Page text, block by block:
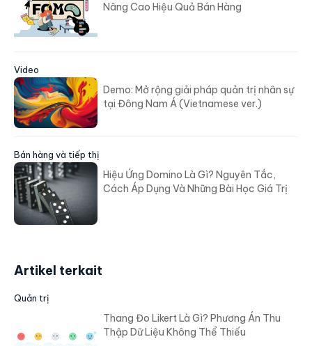
Nâng Cao Hiệu Quả Bán Hàng
Video
Demo: Mở rộng giải pháp quản trị nhân sự
tại Đông Nam Á (Vietnamese ver.)
Bán hàng và tiếp thị
Hiệu Ứng Domino Là Gì? Nguyên Tắc,
Cách Áp Dụng Và Những Bài Học Giá Trị
Artikel terkait
Quản trị
Thang Đo Likert Là Gì? Phương Án Thu
Thập Dữ Liệu Không Thể Thiếu